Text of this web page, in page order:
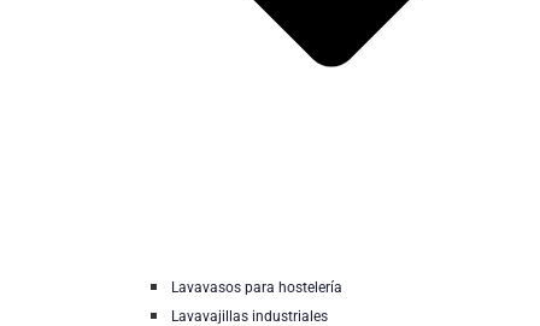
Lavavasos para hostelería
Lavavajillas industriales